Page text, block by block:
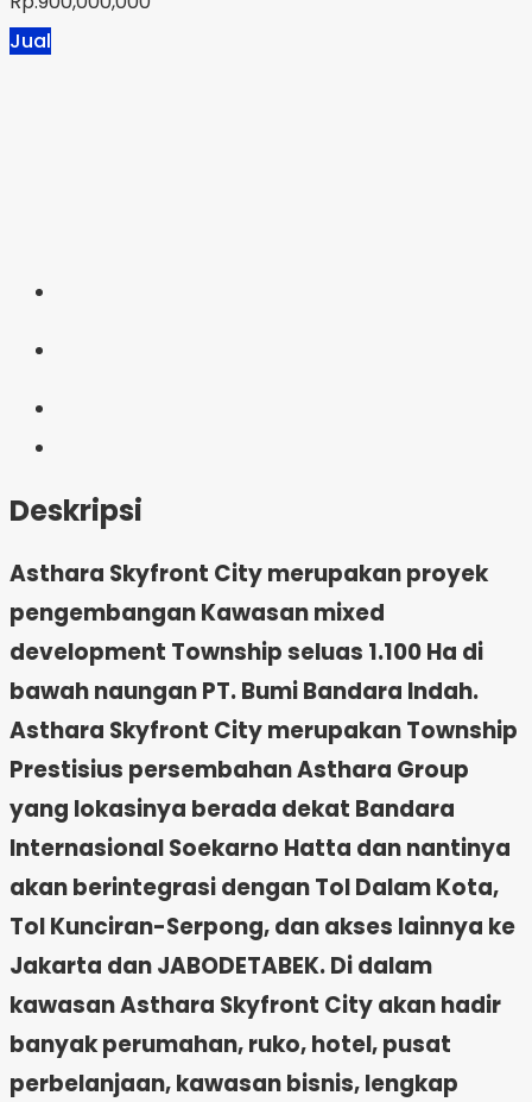
Jual
Deskripsi
Asthara Skyfront City merupakan proyek
pengembangan Kawasan mixed
development Township seluas 1.100 Ha di
bawah naungan PT. Bumi Bandara Indah.
Asthara Skyfront City merupakan Township
Prestisius persembahan Asthara Group
yang lokasinya berada dekat Bandara
Internasional Soekarno Hatta dan nantinya
akan berintegrasi dengan Tol Dalam Kota,
Tol Kunciran-Serpong, dan akses lainnya ke
Jakarta dan JABODETABEK. Di dalam
kawasan Asthara Skyfront City akan hadir
banyak perumahan, ruko, hotel, pusat
perbelanjaan, kawasan bisnis, lengkap